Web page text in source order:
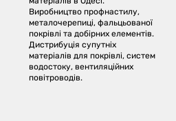
Виробництво профнастилу,
металочерепиці, фальцьованої
покрівлі та добірних елементів.
Дистрибуція супутніх
матеріалів для покрівлі, систем
водостоку, вентиляційних
повітроводів.